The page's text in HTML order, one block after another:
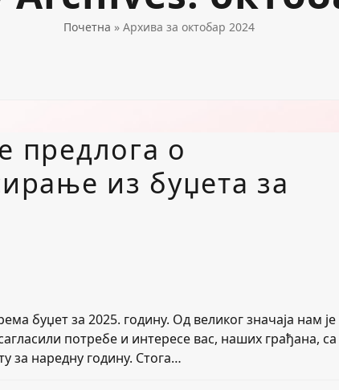
Почетна » Архива за октобар 2024
предлога о
из буџета за
буџет за 2025. годину. Од великог значаја нам је
потребе и интересе вас, наших грађана, са
за наредну годину. Стога…